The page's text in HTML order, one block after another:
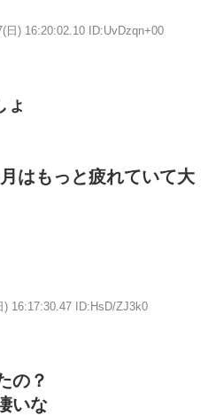
日) 16:20:02.10 ID:UvDzqn+00
ょ
はもっと疲れていて大
) 16:17:30.47 ID:HsD/ZJ3k0
の？
いな